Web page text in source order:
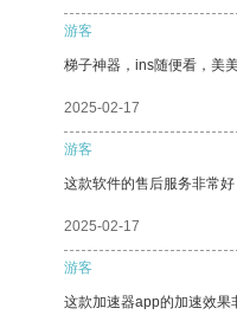
游客
梯子神器，ins随便看，美美
2025-02-17
游客
这款软件的售后服务非常
2025-02-17
游客
这款加速器app的加速效果